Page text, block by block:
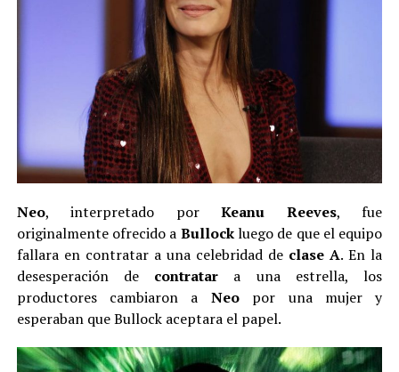
Neo, interpretado porKeanu Reeves, fue
originalmente ofrecido a Bullockluego de que el equipo
fallara en contratar a una celebridad de clase A. En la
desesperación decontratar a una estrella, los
productores cambiaron a Neopor una mujer y
esperaban que Bullock aceptara el papel.